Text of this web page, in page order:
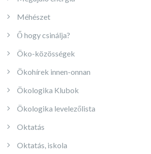
Méhészet
Ő hogy csinálja?
Öko-közösségek
Ökohírek innen-onnan
Ökologika Klubok
Ökologika levelezőlista
Oktatás
Oktatás, iskola